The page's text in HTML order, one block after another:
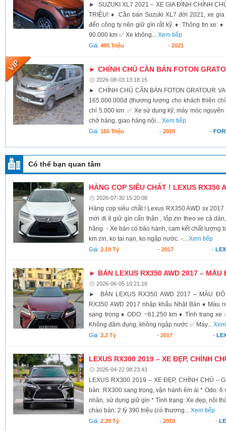
► SUZUKI XL7 2021 – XE GIA ĐÌNH CHÍNH
TRIỆU! ♦ Cần bán Suzuki XL7 đời 2021, xe
đến công ty nên giữ gìn rất kỹ. ♦ Thông tin xe:
90.000 km ✅ Xe không...Xem tiếp
Giá:405 Triệu - 2021
► CHÍNH CHỦ CẦN BÁN FOTON
2026-08-03 13:18:15
► CHÍNH CHỦ CẦN BÁN FOTON GRATOUR
165.000.000đ (thương lượng cho khách thiện
chỉ 5.000 km ✅ Xe sử dụng kỹ, máy móc
chở hàng, giao hàng nội...Xem tiếp
Giá:165 Triệu - 2019 -
Có thể bạn quan tâm
HÀNG CỌP SIÊU CHẤT ! LEXUS RX350
2026-07-30 15:20:08
Hàng cọp siêu chất ! Lexus RX350 AWD sx
mới đi ít giữ gìn cẩn thận , lốp zin theo xe cả
hãng. - Xe bán có bảo hành, cam kết chất lượng
km zin, ko tai nạn, ko ngập nước. -...Xem tiếp
Giá:2.19 Tỷ - 2017 -
► BÁN LEXUS RX350 AWD 2017 – MÀU
2026-06-05 10:21:16
► BÁN LEXUS RX350 AWD 2017 – MÀU
RX350 AWD 2017 nhập khẩu Nhật Bản ♦ Màu
sang trọng ♦ ODO: ~61.250 km ♦ Tình trạng xe
Không đâm đụng, không ngập nước ✅ Máy...
Giá:2.2 Tỷ - 2017 -
LEXUS RX300 2019 – XE ĐẸP, CHÍNH
2026-04-22 08:23:43
LEXUS RX300 2019 – XE ĐẸP, CHÍNH CHỦ –
bản: RX300 sang trọng, vận hành êm ái * Odo: 6
nhân, sử dụng giữ gìn * Tình trạng: Xe đẹp, nội
chào bán: 2 tỷ 390 triệu (có thương...Xem tiếp
Giá:2.39 Tỷ -2019 -